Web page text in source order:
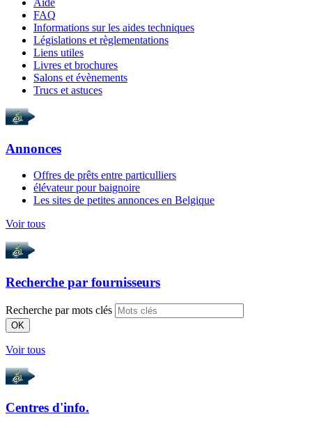
FAQ
Informations sur les aides techniques
Législations et règlementations
Liens utiles
Livres et brochures
Salons et évènements
Trucs et astuces
Annonces
Offres de prêts entre particulliers
élévateur pour baignoire
Les sites de petites annonces en Belgique
Voir tous
Recherche par fournisseurs
Recherche par mots clés
OK
Voir tous
Centres d'info.